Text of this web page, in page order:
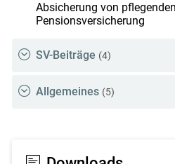
Absicherung von
Pensionsversicherung
SV-Beiträge (4)
Allgemeines (5)